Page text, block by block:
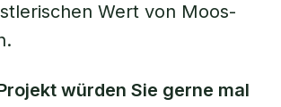
Wert von Moos-
würden Sie gerne mal